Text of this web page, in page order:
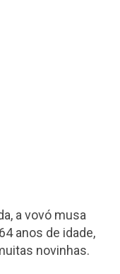
a vovó musa
anos de idade,
novinhas.